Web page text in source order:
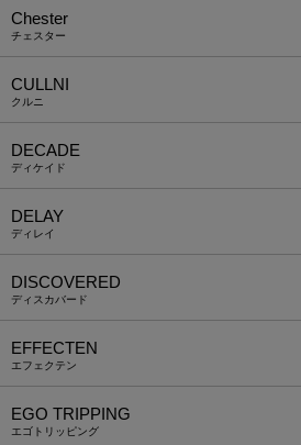
Chester
チェスター
CULLNI
クルニ
DECADE
ディケイド
DELAY
ディレイ
DISCOVERED
ディスカバード
EFFECTEN
エフェクテン
EGO TRIPPING
エゴトリッピング